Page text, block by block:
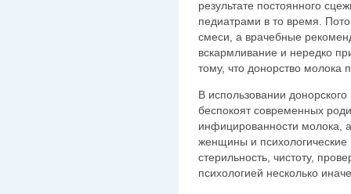
результате постоянного
педиатрами в то время.
смеси, а врачебные
вскармливание и нередко
тому, что донорство молока
В использовании
беспокоят современных
инфицированности молока,
женщины и
стерильность, чистоту,
психологией несколько